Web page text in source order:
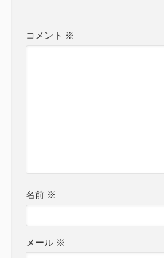
コメント ※
名前 ※
メール ※